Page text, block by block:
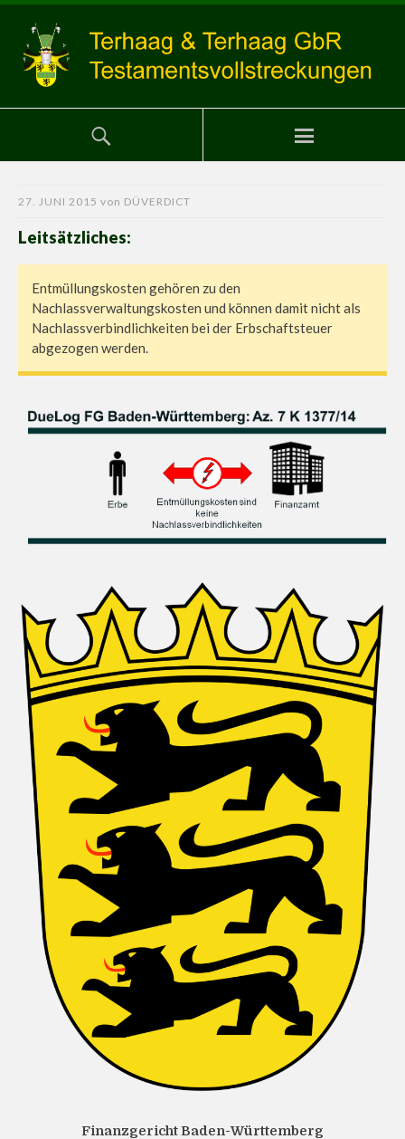
27. JUNI 2015 von DÜVERDICT
Leitsätzliches:
Entmüllungskosten gehören zu den
Nachlassverwaltungskosten und können damit nicht als
Nachlassverbindlichkeiten bei der Erbschaftsteuer
abgezogen werden.
Finanzgericht Baden-Württemberg